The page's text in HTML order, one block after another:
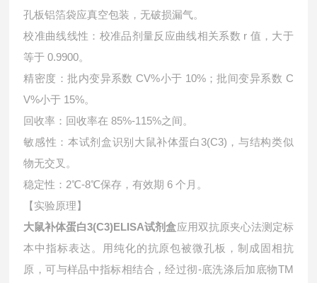
孔板铝箔袋应真空包装，无破损漏气。
校准曲线线性：校准品剂量反应曲线相关系数 r 值，大于
等于 0.9900。
精密度：批内变异系数 CV%小于 10%；批间变异系数 C
V%小于 15%。
回收率：回收率在 85%-115%之间。
敏感性：本试剂盒识别 大鼠补体蛋白3(C3) ，与结构类似
物无交叉。
稳定性：2℃-8℃保存，有效期 6 个月。
【实验原理】
大鼠补体蛋白3(C3)ELISA试剂盒应用双抗原夹心法测定标
本中指标表达。用纯化的抗原包被微孔板，制成固相抗
原，可与样品中指标相结合，经过彻-底洗涤后加底物TM